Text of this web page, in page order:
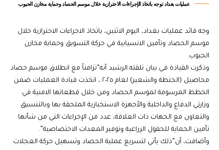
عمليات بغداد توجه باتخاذ الإجراءات الاحترازية خلال موسم الحصاد وحماية مخازن الحبوب
وجه قائد عمليات بغداد، اليوم الاثنين، باتخاذ الاجراءات الاحترازية خلال
موسم الحصاد وتأمين الانسيابية في حركة التسويق وحماية مخازن
الحبوب.
وذكرت القيادة في بيان تلقته الرشيد أنه”تزامناً مع انطلاق موسم حصاد
محاصيل (الحنطة والشعير) لعام ٢٠٢٥ ، اتخذت قيادة العمليات ضمن
الخطط المرسومة لموسم الحصاد ومن خلال قطعاتها الامنية في
وزارتي الدفاع والداخلية والأجهزة الاستخبارية الملحقة بها وبالتنسيق
والتعاون مع الجهات ذات العلاقة، عدد من الإجراءات التي من شأنها
تأمين الحماية للحقول الزراعية وتوفير المعدات الاختصاصية”.
وأضافت، أن”ذلك يأتي لتسريع عملية الحصاد وتسهيل حركة العجلات